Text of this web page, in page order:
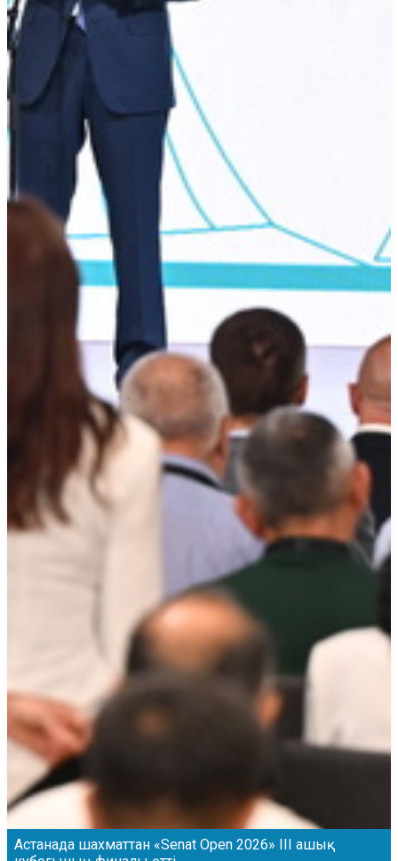
Астанада шахматтан «Senat Open 2026» ІІІ ашық